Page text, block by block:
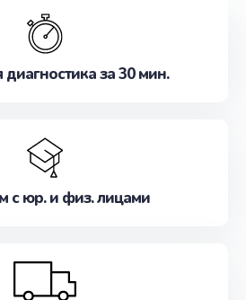
диагностика за 30 мин.
с юр. и физ. лицами